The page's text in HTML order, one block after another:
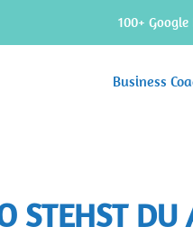
100+ Google
Business
STEHST DU